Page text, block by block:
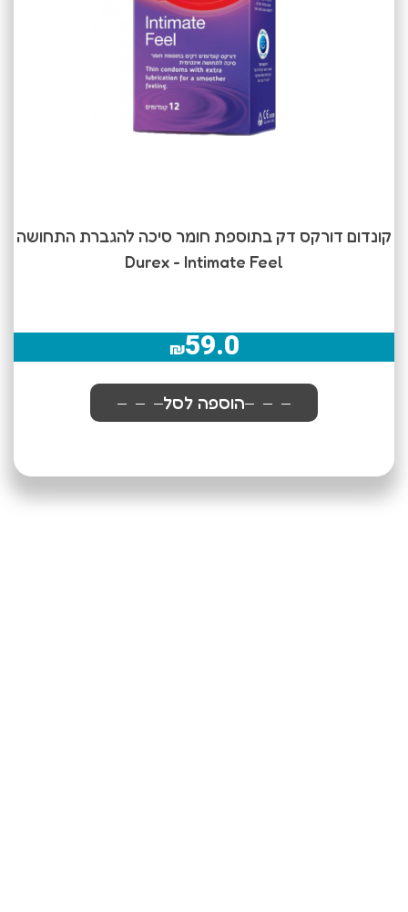
קונדום דורקס דק בתוספת חומר סיכה להגברת התחושה
Durex - Intimate Feel
₪59.0
הוספה לסל